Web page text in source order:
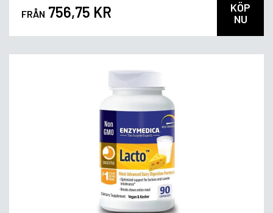
FRÅN 756,75 KR
KÖP
NU